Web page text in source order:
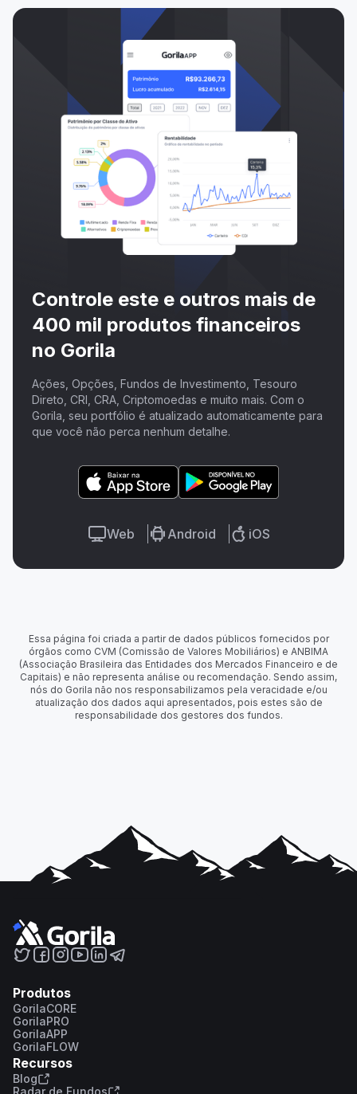
Controle este e outros mais de
400 mil produtos financeiros
no Gorila
Ações, Opções, Fundos de Investimento, Tesouro
Direto, CRI, CRA, Criptomoedas e muito mais. Com o
Gorila, seu portfólio é atualizado automaticamente para
que você não perca nenhum detalhe.
Web Android iOS
Essa página foi criada a partir de dados públicos fornecidos por
órgãos como CVM (Comissão de Valores Mobiliários) e ANBIMA
(Associação Brasileira das Entidades dos Mercados Financeiro e de
Capitais) e não representa análise ou recomendação. Sendo assim,
nós do Gorila não nos responsabilizamos pela veracidade e/ou
atualização dos dados aqui apresentados, pois estes são de
responsabilidade dos gestores dos fundos.
Produtos
GorilaCORE
GorilaPRO
GorilaAPP
GorilaFLOW
Recursos
Blog